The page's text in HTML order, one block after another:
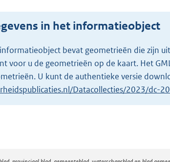
in het informatieobject
bevat geometrieën die zijn
voor u de geometrieën op de kaart. Het
U kunt de authentieke versie
Datacollecties/2023/dc-